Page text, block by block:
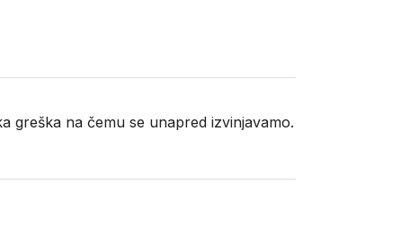
greška na čemu se unapred izvinjavamo.